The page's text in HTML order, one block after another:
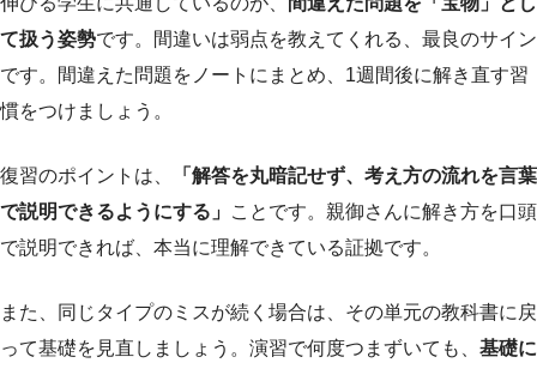
て扱う姿勢です。間違いは弱点を教えてくれる、最良のサイン
です。間違えた問題をノートにまとめ、1週間後に解き直す習
慣をつけましょう。
復習のポイントは、
「解答を丸暗記せず、考え方の流れを言葉
で説明できるようにする」 ことです。親御さんに解き方を口頭
で説明できれば、本当に理解できている証拠です。
また、同じタイプのミスが続く場合は、その単元の教科書に戻
って基礎を見直しましょう。演習で何度つまずいても、 基礎に